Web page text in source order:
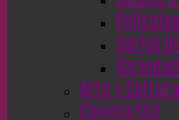
Series
Arte y Cultura
Cinema CC0